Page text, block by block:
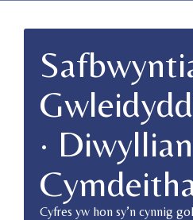
·
Cyfres yw hon sy’n cynnig